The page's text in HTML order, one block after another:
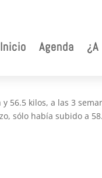
Inicio Agenda
de comer
56.5 kilos, a las 3
sólo había subido a